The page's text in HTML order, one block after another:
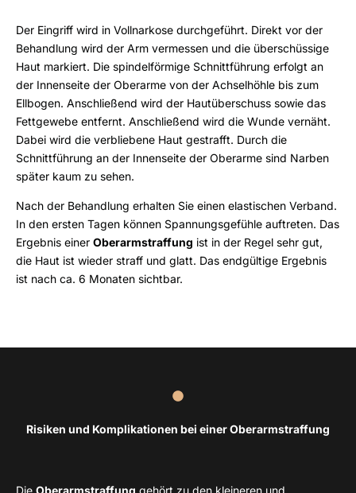
Der Eingriff wird in Vollnarkose durchgeführt. Direkt vor der
Behandlung wird der Arm vermessen und die überschüssige
Haut markiert. Die spindelförmige Schnittführung erfolgt an
der Innenseite der Oberarme von der Achselhöhle bis zum
Ellbogen. Anschließend wird der Hautüberschuss sowie das
Fettgewebe entfernt. Anschließend wird die Wunde vernäht.
Dabei wird die verbliebene Haut gestrafft. Durch die
Schnittführung an der Innenseite der Oberarme sind Narben
später kaum zu sehen.
Nach der Behandlung erhalten Sie einen elastischen Verband.
In den ersten Tagen können Spannungsgefühle auftreten. Das
Ergebnis einer Oberarmstraffung ist in der Regel sehr gut,
die Haut ist wieder straff und glatt. Das endgültige Ergebnis
ist nach ca. 6 Monaten sichtbar.
Risiken und Komplikationen bei einer Oberarmstraffung
Die Oberarmstraffung gehört zu den kleineren und